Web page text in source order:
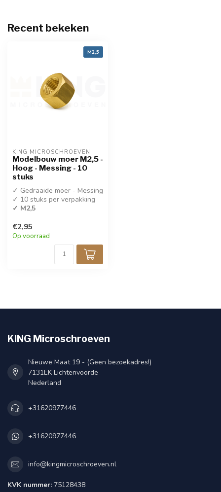
Recent bekeken
M2,5
KING MICROSCHROEVEN
Modelbouw moer M2,5 -
Hoog - Messing - 10
stuks
✓ Gedraaide moer - Messing
✓ 10 stuks per verpakking
✓ M2,5
€2,95
Op voorraad
KING Microschroeven
Nieuwe Maat 19 - (Geen bezoekadres!)
7131EK Lichtenvoorde
Nederland
+31620977446
+31620977446
info@kingmicroschroeven.nl
KVK nummer: 75128438